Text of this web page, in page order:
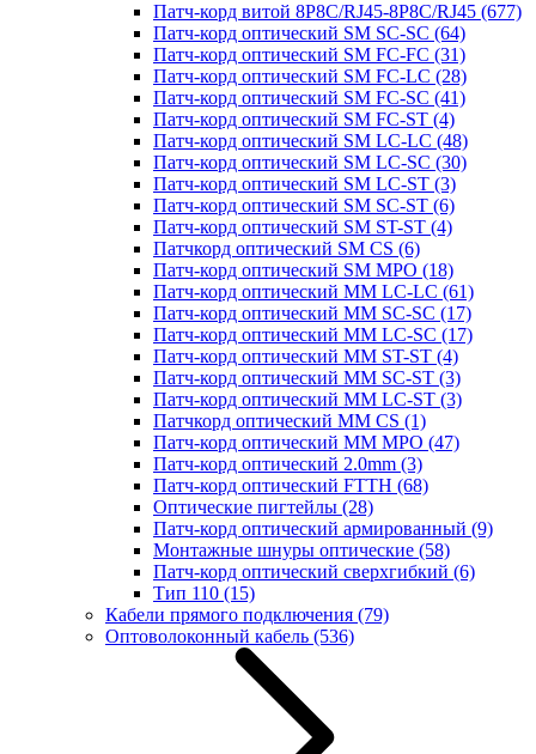
Патч-корд витой 8P8C/RJ45-8P8C/RJ45 (677)
Патч-корд оптический SM SC-SC (64)
Патч-корд оптический SM FC-FC (31)
Патч-корд оптический SM FC-LC (28)
Патч-корд оптический SM FC-SC (41)
Патч-корд оптический SM FC-ST (4)
Патч-корд оптический SM LC-LC (48)
Патч-корд оптический SM LC-SC (30)
Патч-корд оптический SM LC-ST (3)
Патч-корд оптический SM SC-ST (6)
Патч-корд оптический SM ST-ST (4)
Патчкорд оптический SM CS (6)
Патч-корд оптический SM MPO (18)
Патч-корд оптический MM LC-LC (61)
Патч-корд оптический MM SC-SC (17)
Патч-корд оптический MM LC-SC (17)
Патч-корд оптический MM ST-ST (4)
Патч-корд оптический MM SC-ST (3)
Патч-корд оптический MM LC-ST (3)
Патчкорд оптический MM CS (1)
Патч-корд оптический MM MPO (47)
Патч-корд оптический 2.0mm (3)
Патч-корд оптический FTTH (68)
Оптические пигтейлы (28)
Патч-корд оптический армированный (9)
Монтажные шнуры оптические (58)
Патч-корд оптический сверхгибкий (6)
Тип 110 (15)
Кабели прямого подключения (79)
Оптоволоконный кабель (536)